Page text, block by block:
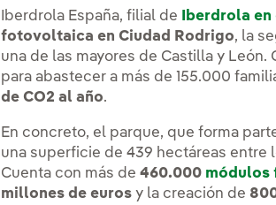
Iberdrola España, filial de Iberdrola
fotovoltaica en Ciudad Rodrigo, la
una de las mayores de Castilla y León.
para abastecer a más de 155.000
de CO2 al año.
En concreto, el parque, que forma
una superficie de 439 hectáreas entre
Cuenta con más de460.000
millones de euros y la creación de